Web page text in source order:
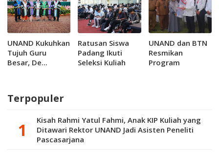
UNAND Kukuhkan
Tujuh Guru
Besar, De...
Ratusan Siswa
Padang Ikuti
Seleksi Kuliah
UNAND dan BTN
Resmikan
Program
Terpopuler
Kisah Rahmi Yatul Fahmi, Anak KIP Kuliah yang
Ditawari Rektor UNAND Jadi Asisten Peneliti
Pascasarjana